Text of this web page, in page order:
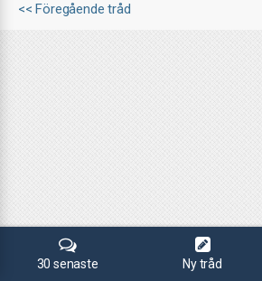
<< Föregående tråd
30 senaste Ny tråd